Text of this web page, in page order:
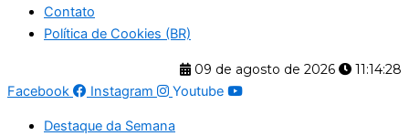
Contato
Política de Cookies (BR)
09 de agosto de 2026
11:14:28
Facebook
Instagram Youtube
Destaque da Semana